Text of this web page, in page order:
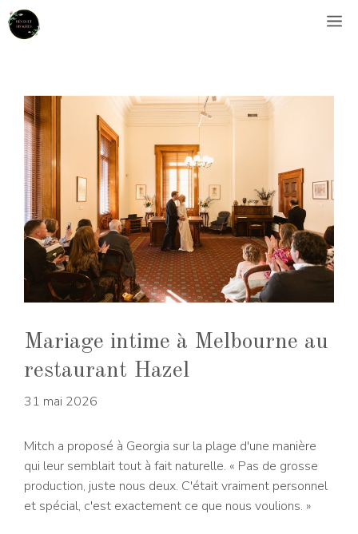
Aller
au
Mariage intime à Melbourne au
restaurant Hazel
31 mai 2026
Mitch a proposé à Georgia sur la plage d'une manière
qui leur semblait tout à fait naturelle. « Pas de grosse
production, juste nous deux. C'était vraiment personnel
et spécial, c'est exactement ce que nous voulions. »